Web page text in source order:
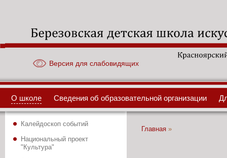
Версия для слабовидящих
О школе Сведения об образовательной организации
Калейдоскоп событий
Национальный проект
"Культура"
Вы здесь
Главная »